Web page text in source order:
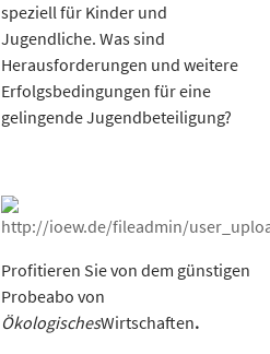
speziell für Kinder und
Jugendliche. Was sind
Herausforderungen und weitere
Erfolgsbedingungen für eine
gelingende Jugendbeteiligung?
Profitieren Sie von dem günstigen
Probeabo von
ÖkologischesWirtschaften.